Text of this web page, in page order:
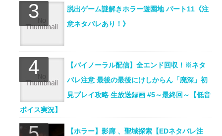
脱出ゲーム謎解きホラー遊園地 パート11《注
意ネタバレあり！》
【バイノーラル配信】全エンド回収！※ネタ
バレ注意 最後の最後にけしからん「廃深」初
見プレイ攻略 生放送録画 #5～最終回～【低音
ボイス実況】
【ホラー】影廊 、聖域探索【EDネタバレ注